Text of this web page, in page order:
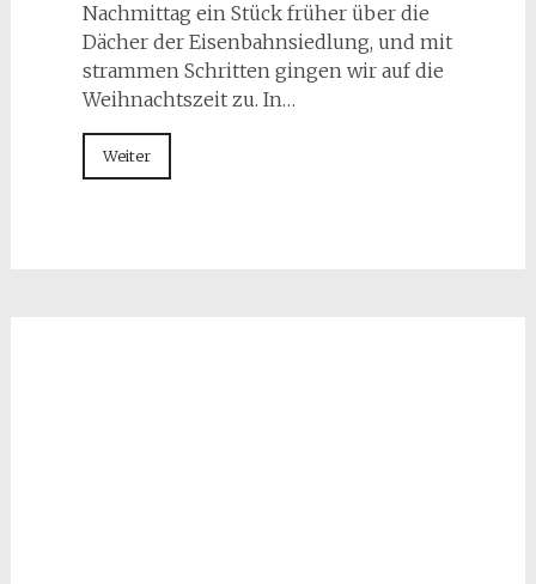
Nachmittag ein Stück früher über die
Dächer der Eisenbahnsiedlung, und mit
strammen Schritten gingen wir auf die
Weihnachtszeit zu. In…
Weiter